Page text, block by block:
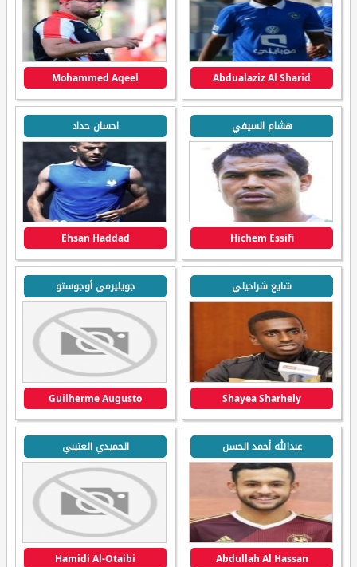
Abdualaziz Al Sharid
Mohammed Aqeel
هشام السيفي
Hichem Essifi
احسان حداد
Ehsan Haddad
شايع شراحيلي
Shayea Sharhely
جويليرمي أوجوستو
Guilherme Augusto
عبدالله أحمد الحسن
Abdullah Al Hassan
الحميدي العتيبي
Hamidi Al-Otaibi